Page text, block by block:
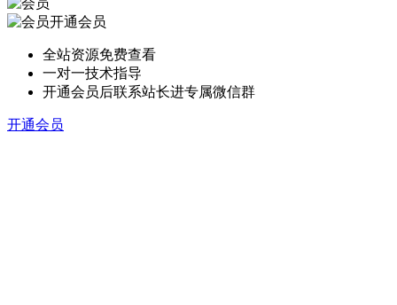
开通会员
全站资源免费查看
一对一技术指导
开通会员后联系站长进专属微信群
开通会员